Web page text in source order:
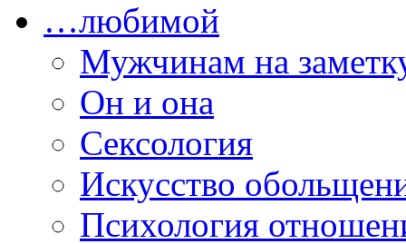
…любимой
Мужчинам на
Он и она
Сексология
Искусство
Психология